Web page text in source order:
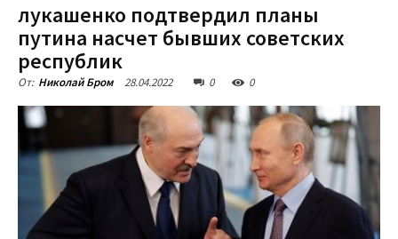
лукашенко подтвердил планы
путина насчет бывших советских
республик
От: Николай Бром 28.04.2022 0 0